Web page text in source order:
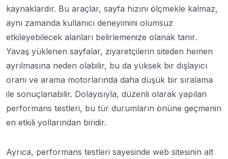
kaynaklardır. Bu araçlar, sayfa hızını ölçmekle kalmaz,
aynı zamanda kullanıcı deneyimini olumsuz
etkileyebilecek alanları belirlemenize olanak tanır.
Yavaş yüklenen sayfalar, ziyaretçilerin siteden hemen
ayrılmasına neden olabilir, bu da yüksek bir dışlayıcı
oranı ve arama motorlarında daha düşük bir sıralama
ile sonuçlanabilir. Dolayısıyla, düzenli olarak yapılan
performans testleri, bu tür durumların önüne geçmenin
en etkili yollarından biridir.
Ayrıca, performans testleri sayesinde web sitesinin alt